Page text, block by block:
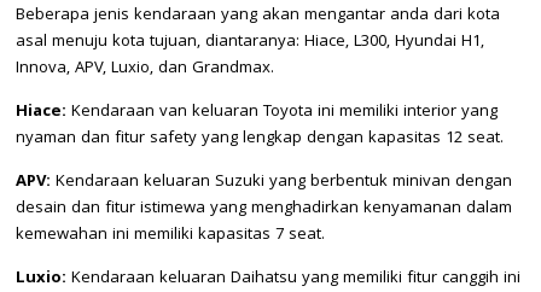
Beberapa jenis kendaraan yang akan mengantar anda dari kota
asal menuju kota tujuan, diantaranya: Hiace, L300, Hyundai H1,
Innova, APV, Luxio, dan Grandmax.
Hiace: Kendaraan van keluaran Toyota ini memiliki interior yang
nyaman dan fitur safety yang lengkap dengan kapasitas 12 seat.
APV: Kendaraan keluaran Suzuki yang berbentuk minivan dengan
desain dan fitur istimewa yang menghadirkan kenyamanan dalam
kemewahan ini memiliki kapasitas 7 seat.
Luxio: Kendaraan keluaran Daihatsu yang memiliki fitur canggih ini